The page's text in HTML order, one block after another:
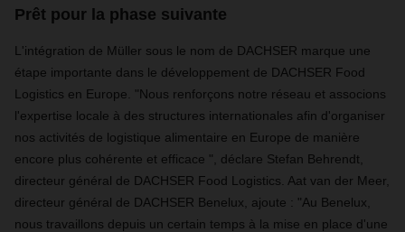
Prêt pour la phase suivante
L'intégration de Müller sous le nom de DACHSER marque une
étape importante dans le développement de DACHSER Food
Logistics en Europe. "Nous renforçons notre réseau et associons
l'expertise locale à des structures internationales afin d'organiser
nos activités de logistique alimentaire en Europe de manière
encore plus cohérente et efficace ", déclare Stefan Behrendt,
directeur général de DACHSER Food Logistics. Aat van der Meer,
directeur général de DACHSER Benelux, ajoute : "Au Benelux,
nous travaillons depuis un certain temps à la mise en place d'une